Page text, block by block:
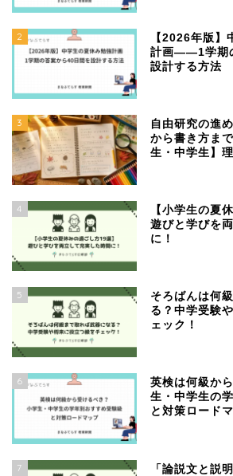
2
【2026年版】
計画——1学期
設計する方法
3
自由研究の進
から書き方ま
生・中学生】
4
【小学生の夏
遊びと学びを
に！
5
そろばんは何
る？中学受験
ェック！
6
英検は何級か
生・中学生の
と対策ロード
7
「論説文と説